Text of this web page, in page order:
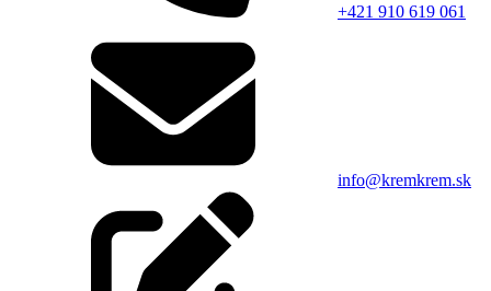
+421 910 619 061
info@kremkrem.sk